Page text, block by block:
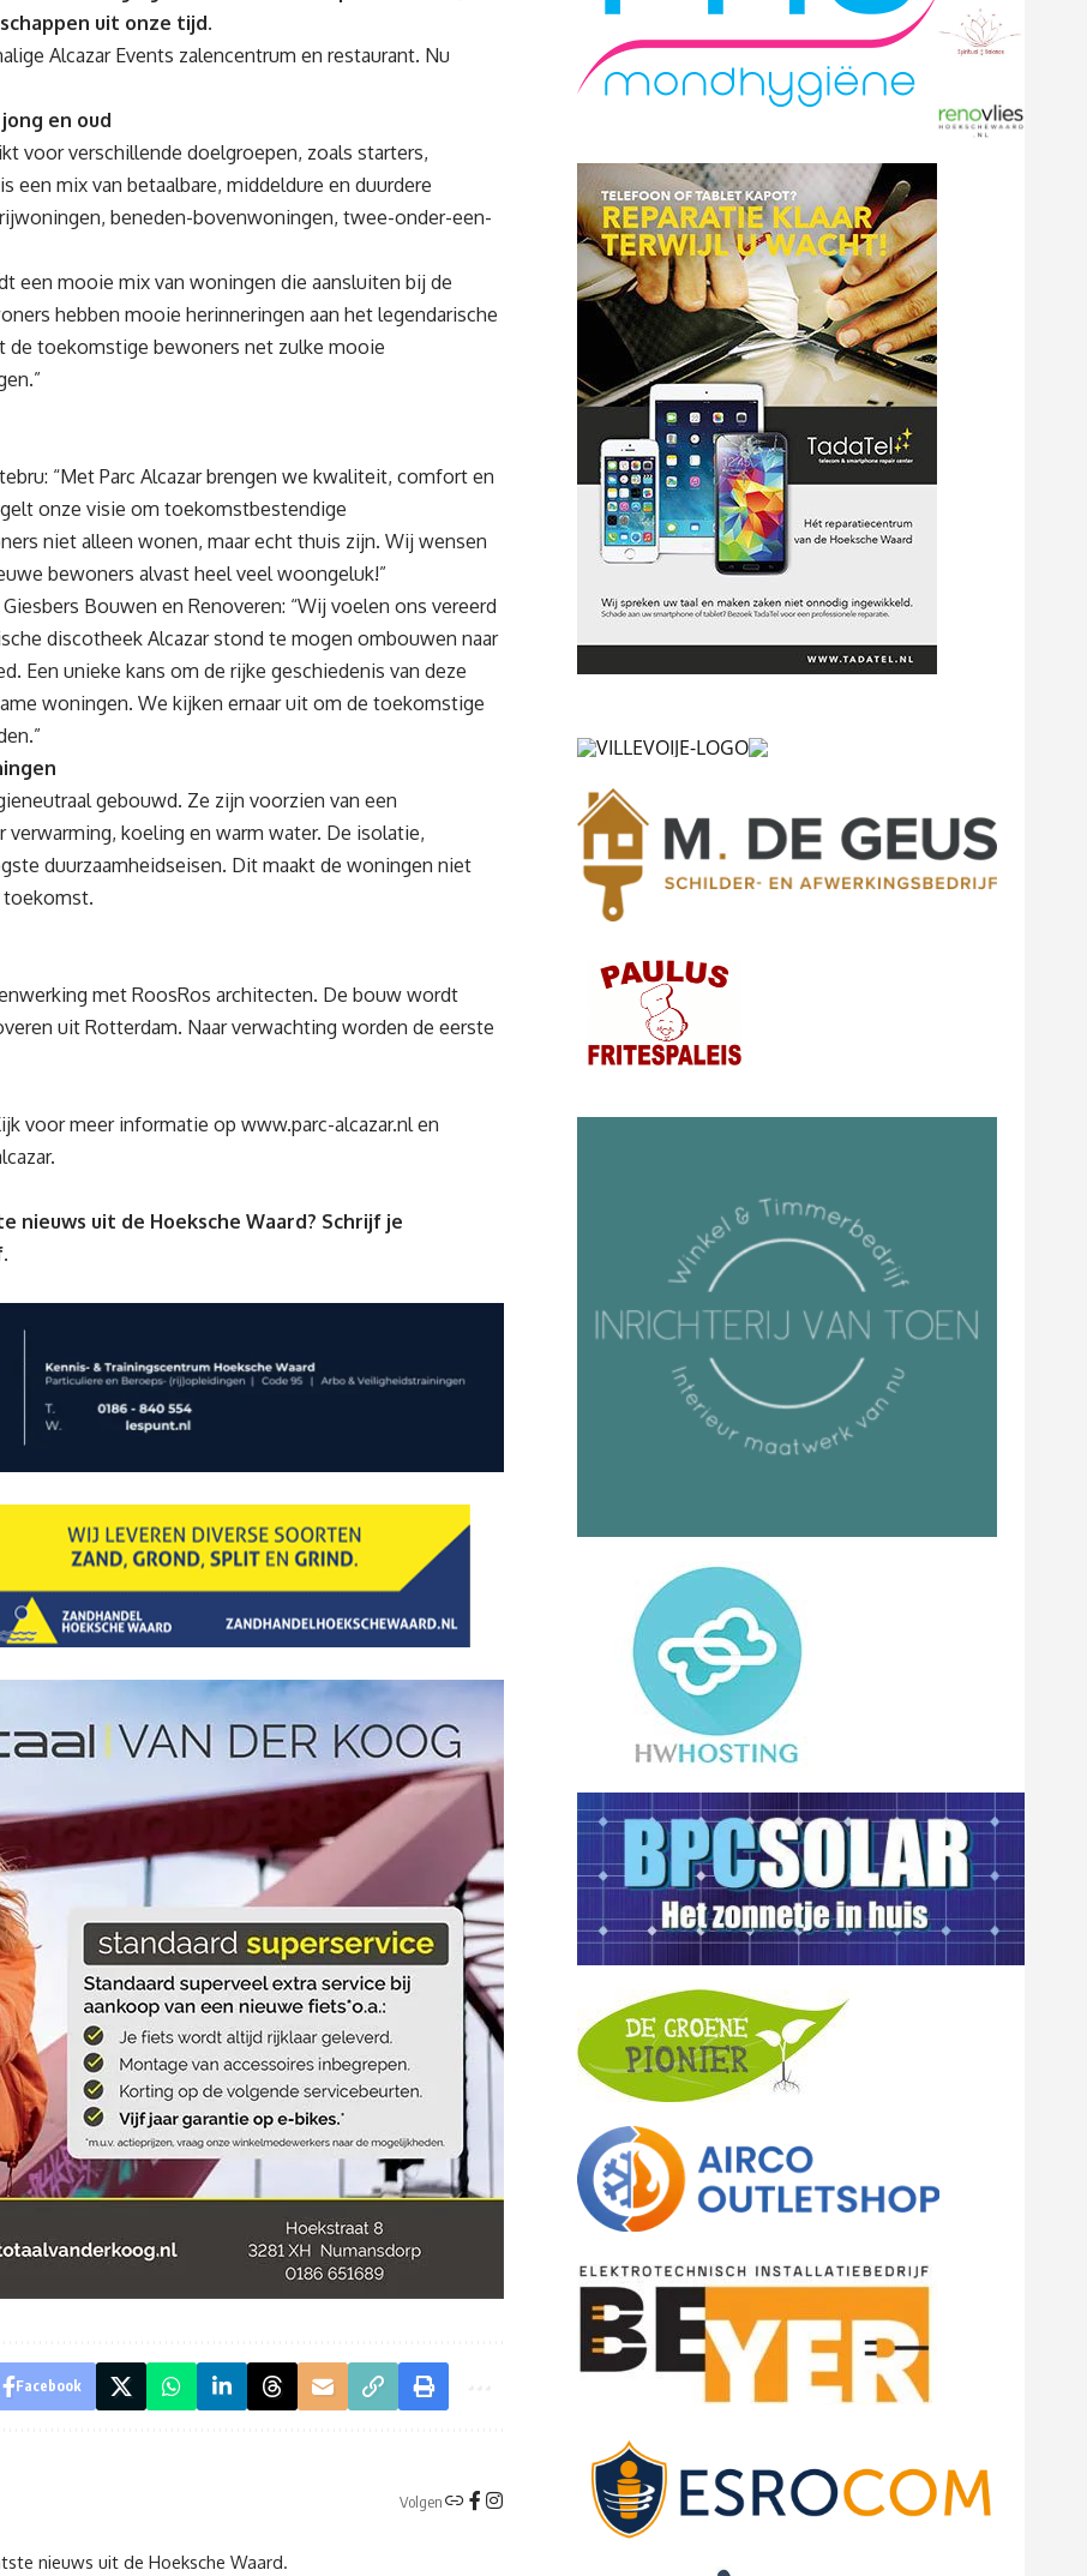
uit onze tijd.
Alcazar Events zalencentrum en restaurant. Nu
en oud
voor verschillende doelgroepen, zoals starters,
een mix van betaalbare, middeldure en duurdere
beneden-bovenwoningen, twee-onder-een-
een mooie mix van woningen die aansluiten bij de
hebben mooie herinneringen aan het legendarische
de toekomstige bewoners net zulke mooie
“Met Parc Alcazar brengen we kwaliteit, comfort en
onze visie om toekomstbestendige
niet alleen wonen, maar echt thuis zijn. Wij wensen
bewoners alvast heel veel woongeluk!”
Bouwen en Renoveren: “Wij voelen ons vereerd
discotheek Alcazar stond te mogen ombouwen naar
Een unieke kans om de rijke geschiedenis van deze
woningen. We kijken ernaar uit om de toekomstige
gebouwd. Ze zijn voorzien van een
koeling en warm water. De isolatie,
duurzaamheidseisen. Dit maakt de woningen niet
toekomst.
met RoosRos architecten. De bouw wordt
uit Rotterdam. Naar verwachting worden de eerste
voor meer informatie op www.parc-alcazar.nl en
.
nieuws uit de Hoeksche Waard? Schrijf je
Facebook
Volgen
nieuws uit de Hoeksche Waard.